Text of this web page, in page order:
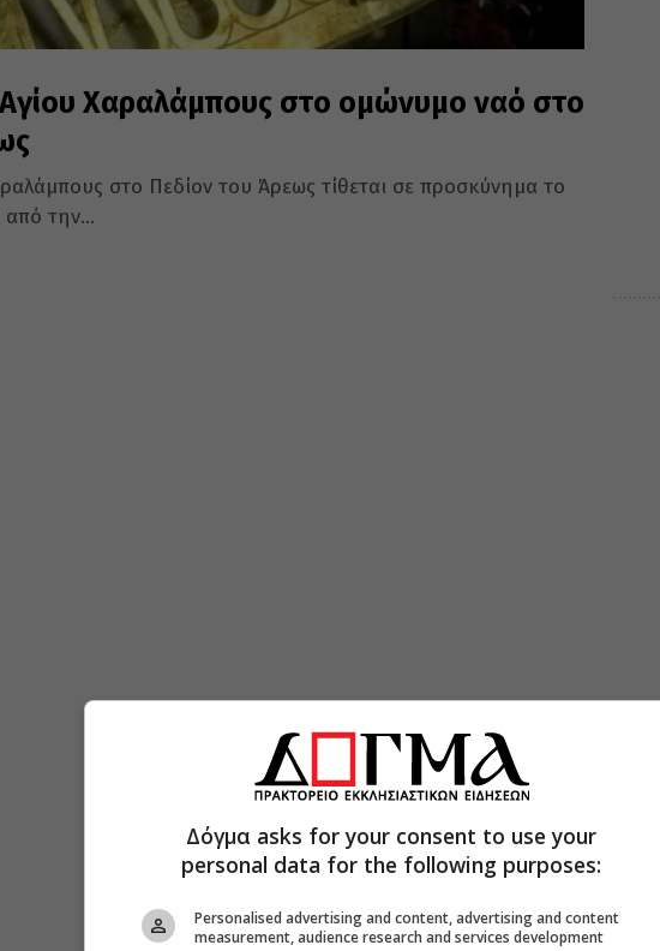
Χαραλάμπους στο ομώνυμο ναό στο
στο Πεδίον του Άρεως τίθεται σε προσκύνημα το
από την...
Δόγμα asks for your consent to use your
personal data for the following purposes:
Personalised advertising and content, advertising and content
measurement, audience research and services development